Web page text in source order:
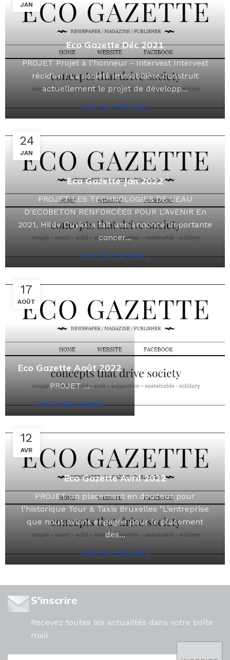
JAN
Eco Gazette Déc 2021
PROJET Projet à l'honneur - Intervest Intervest
récidive ! La société immobilière construit
actuellement le projet de développ...
CONTINUE READING
24
JAN
Eco Gazette Jan 2022
PROJET LES TECHNOLOGIES DE L'EAU
D'ECOBETON RENFORCÉES POUR L'AVENIR En
2021, Hilde Cuykx a fait une annonce importante
concer...
CONTINUE READING
17
AOÛT
Eco Gazette Août 2022
PROJET ...
CONTINUE READING
12
AVR
Eco Gazette Avril 2022
PROJET un placement en douceur pour
l'historique Tour & Taxis Bruxelles "L’entreprise
que nous avions engagée pour le placement
des...
CONTINUE READING
S'inscrire
Recevez toutes les actualités dans votre boîte
mail